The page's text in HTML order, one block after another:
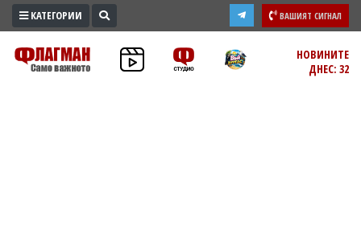
ПРОМО
ЗОНА
КАТЕГОРИИ ВАШИЯТ СИГНАЛ
НОВИНИТЕ
ДНЕС: 32